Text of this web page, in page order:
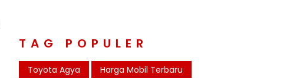
TAG POPULER
Toyota Agya
Harga Mobil Terbaru